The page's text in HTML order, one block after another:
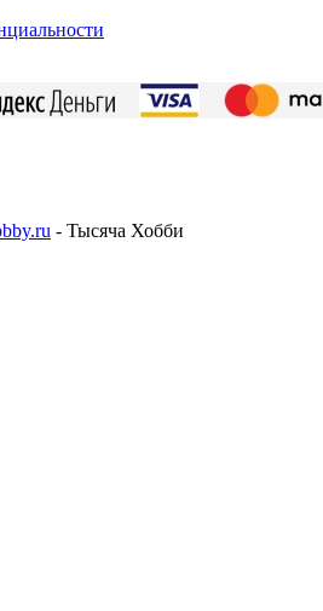
- Тысяча Хобби